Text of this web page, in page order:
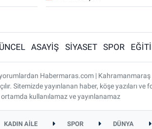
ASAYİŞ SİYASET SPOR
Habermaras.com |
Sitemizde yayınlanan haber, köşe yazıları ve
kullanılamaz ve yayınlanamaz
KADIN AİLE SPOR DÜNYA